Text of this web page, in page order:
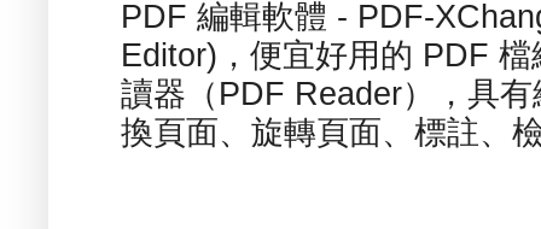
PDF 編輯軟體 - PDF-
Editor)，便宜好用的 PDF
讀器（PDF Reader），具
換頁面、旋轉頁面、標註、